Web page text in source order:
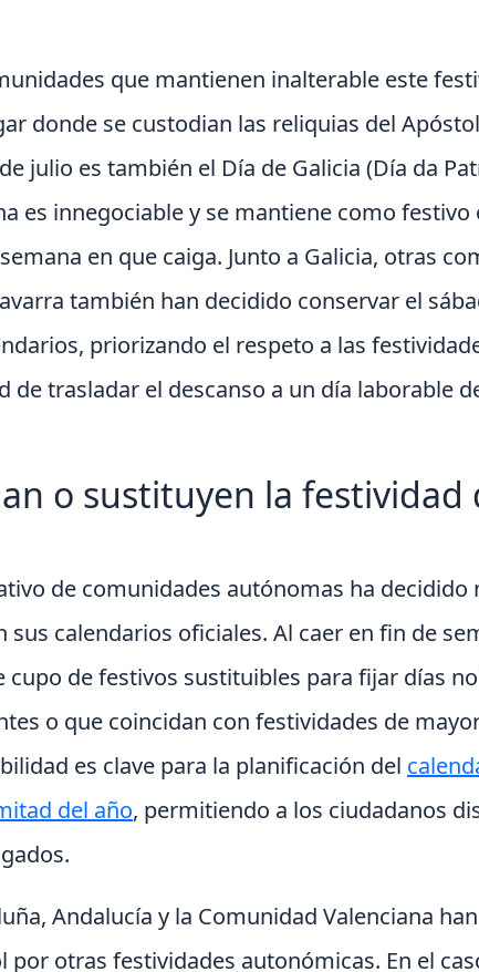
que mantienen inalterable este
donde se custodian las reliquias del
julio es también el Día de Galicia (Día da
es innegociable y se mantiene como festivo
en que caiga. Junto a Galicia, otras
también han decidido conservar el
priorizando el respeto a las
trasladar el descanso a un día laborable
o sustituyen la festividad
de comunidades autónomas ha decidido
calendarios oficiales. Al caer en fin de
de festivos sustituibles para fijar días
o que coincidan con festividades de
es clave para la planificación del
del año, permitiendo a los ciudadanos
Andalucía y la Comunidad Valenciana
otras festividades autonómicas. En el